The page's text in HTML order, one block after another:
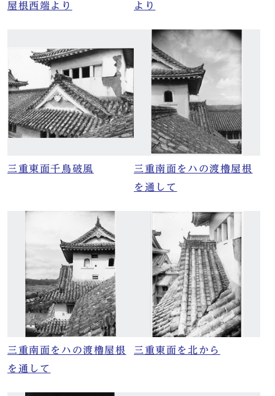
屋根西端より
より
三重東面千鳥破風
三重南面をハの渡櫓屋根
を通して
三重南面をハの渡櫓屋根
を通して
三重東面を北から